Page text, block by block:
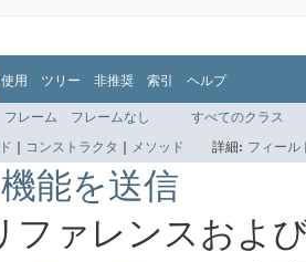
使用 ツリー 非推奨 索引 ヘルプ
フレーム フレームなし
すべてのクラス
コンストラクタ メソッド 詳細: フィール
能を送信
ファレンスおよ